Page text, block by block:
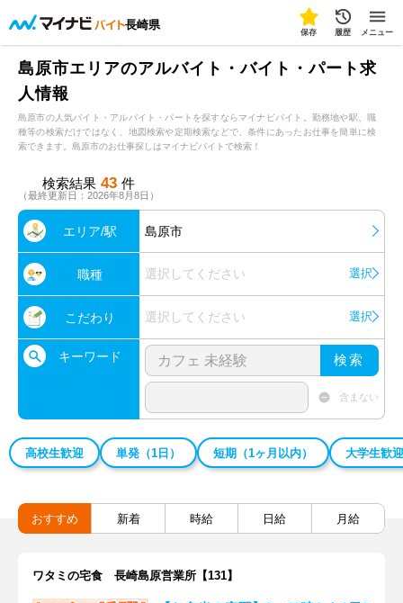
長崎県
保存 履歴 メニュー
島原市エリアのアルバイト・バイト・パート求
人情報
島原市の人気バイト・アルバイト・パートを探すならマイナビバイト。勤務地や駅、職
種等の検索だけではなく、地図検索や定期検索などで、条件にあったお仕事を簡単に検
索できます。島原市のお仕事探しはマイナビバイトで検索！
検索結果 43 件
（最終更新日：2026年8月8日）
エリア/駅 島原市
職種 選択してください 選択
こだわり 選択してください 選択
キーワード 検索
含まない
高校生歓迎 単発（1日） 短期（1ヶ月以内） 大学生歓迎
おすすめ 新着 時給 日給 月給
ワタミの宅食 長崎島原営業所【131】